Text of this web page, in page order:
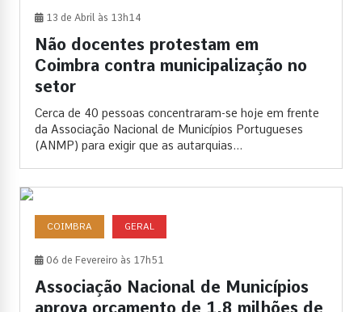
13 de Abril às 13h14
Não docentes protestam em
Coimbra contra municipalização no
setor
Cerca de 40 pessoas concentraram-se hoje em frente
da Associação Nacional de Municípios Portugueses
(ANMP) para exigir que as autarquias...
COIMBRA GERAL
06 de Fevereiro às 17h51
Associação Nacional de Municípios
aprova orçamento de 1,8 milhões de